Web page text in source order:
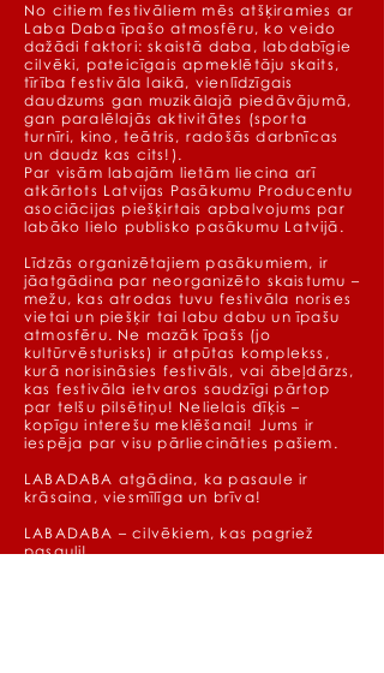
No citiem festivāliem mēs atšķiramies ar
Laba Daba īpašo atmosfēru, ko veido
dažādi faktori: skaistā daba, labdabīgie
cilvēki, pateicīgais apmeklētāju skaits,
tīrība festivāla laikā, vienlīdzīgais
daudzums gan muzikālajā piedāvājumā,
gan paralēlajās aktivitātes (sporta
turnīri, kino, teātris, radošās darbnīcas
un daudz kas cits!).
Par visām labajām lietām liecina arī
atkārtots Latvijas Pasākumu Producentu
asociācijas piešķirtais apbalvojums par
labāko lielo publisko pasākumu Latvijā.
Līdzās organizētajiem pasākumiem, ir
jāatgādina par neorganizēto skaistumu –
mežu, kas atrodas tuvu festivāla norises
vietai un piešķir tai labu dabu un īpašu
atmosfēru. Ne mazāk īpašs (jo
kultūrvēsturisks) ir atpūtas komplekss,
kurā norisināsies festivāls, vai ābeļdārzs,
kas festivāla ietvaros saudzīgi pārtop
par telšu pilsētiņu! Nelielais dīķis –
kopīgu interešu meklēšanai! Jums ir
iespēja par visu pārliecināties pašiem.
LABADABA atgādina, ka pasaule ir
krāsaina, viesmīlīga un brīva!
LABADABA – cilvēkiem, kas pagriež
pasauli!